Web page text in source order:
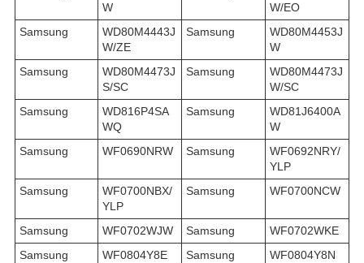
W
W/EO
Samsung
WD80M4443J
W/ZE
Samsung
WD80M4453J
W
Samsung
WD80M4473J
S/SC
Samsung
WD80M4473J
W/SC
Samsung
WD816P4SA
WQ
Samsung
WD81J6400A
W
Samsung
WF0690NRW Samsung
WF0692NRY/
YLP
Samsung
WF0700NBX/
YLP
Samsung WF0700NCW
Samsung WF0702WJW Samsung
WF0702WKE
Samsung
WF0804Y8E Samsung
WF0804Y8N